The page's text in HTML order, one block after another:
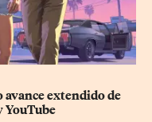
avance extendido de
YouTube